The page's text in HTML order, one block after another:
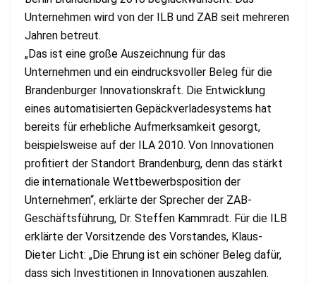
Unternehmen wird von der ILB und ZAB seit mehreren
Jahren betreut.
„Das ist eine große Auszeichnung für das
Unternehmen und ein eindrucksvoller Beleg für die
Brandenburger Innovationskraft. Die Entwicklung
eines automatisierten Gepäckverladesystems hat
bereits für erhebliche Aufmerksamkeit gesorgt,
beispielsweise auf der ILA 2010. Von Innovationen
profitiert der Standort Brandenburg, denn das stärkt
die internationale Wettbewerbsposition der
Unternehmen“, erklärte der Sprecher der ZAB-
Geschäftsführung, Dr. Steffen Kammradt. Für die ILB
erklärte der Vorsitzende des Vorstandes, Klaus-
Dieter Licht: „Die Ehrung ist ein schöner Beleg dafür,
dass sich Investitionen in Innovationen auszahlen.